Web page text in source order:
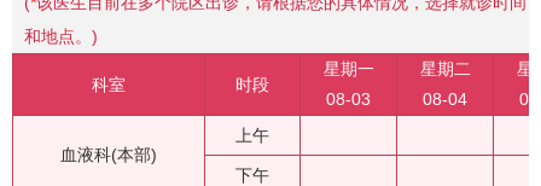
和地点。)
科室 时段
星期一
08-03
星期二
08-04
星
血液科(本部)
上午
下午